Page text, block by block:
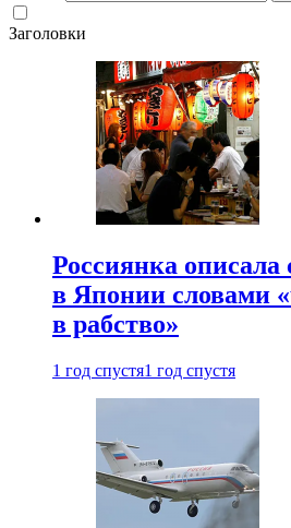
Заголовки
Россиянка описала
в Японии словами
в рабство»
1 год спустя1 год спустя